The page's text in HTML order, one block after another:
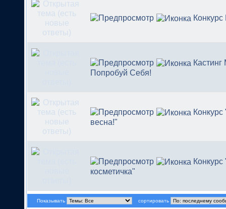
Попробуй Себя!
весна!"
косметичка"
Показывать сортировать